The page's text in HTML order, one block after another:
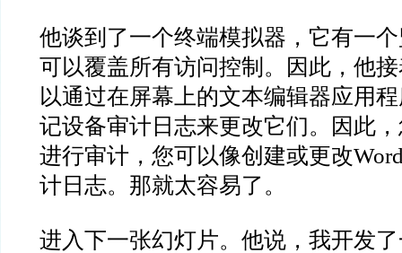
他谈到了一个终端模拟器，它有一
可以覆盖所有访问控制。因此，他
以通过在屏幕上的文本编辑器应用
记设备审计日志来更改它们。因此
进行审计，您可以像创建或更改
计日志。那就太容易了。
进入下一张幻灯片。他说，我开发